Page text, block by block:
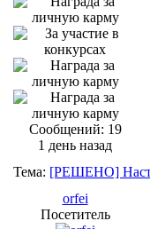
Сообщений: 19
1 день назад
Тема: [РЕШЕНО]
orfei
Посетитель